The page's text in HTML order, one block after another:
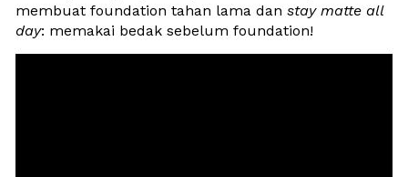
membuat foundation tahan lama dan stay matte all
day: memakai bedak sebelum foundation!